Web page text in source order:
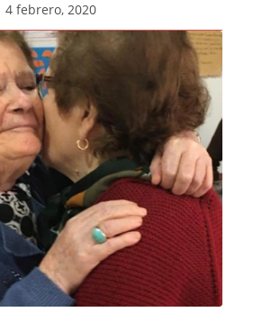
4 febrero, 2020